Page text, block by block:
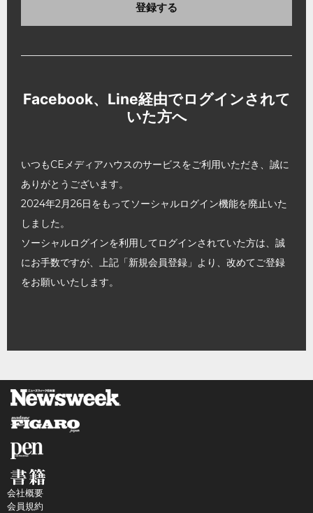
登録する
Facebook、Line経由でログインされて
いた方へ
いつもCEメディアハウスのサービスをご利用いただき、誠に
ありがとうございます。
2024年2月26日をもってソーシャルログイン機能を廃止いた
しました。
ソーシャルログインを利用してログインされていた方は、誠
にお手数ですが、上記「新規会員登録」より、改めてご登録
をお願いいたします。
会社概要
会員規約